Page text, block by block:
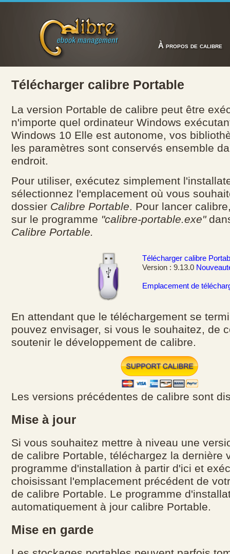
À propos de calibre
Télécharger calibre Portable
La version Portable de calibre peut être
n'importe quel ordinateur Windows
Windows 10 Elle est autonome, vos
les paramètres sont conservés ensemble
endroit.
Pour utiliser, exécutez simplement
sélectionnez l'emplacement où vous
dossier Calibre Portable. Pour lancer
sur le programme "calibre-portable.exe"
Calibre Portable.
Télécharger calibre
Version : 9.13.0
Emplacement de
En attendant que le téléchargement se
pouvez envisager, si vous le souhaitez, de
soutenir le développement de calibre.
Les versions précédentes de calibre sont
Mise à jour
Si vous souhaitez mettre à niveau une
de calibre Portable, téléchargez la dernière
programme d'installation à partir d'ici et
choisissant l'emplacement précédent de
de calibre Portable. Le programme
automatiquement à jour calibre Portable.
Mise en garde